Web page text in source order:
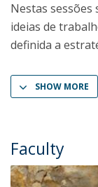
Nestas sessões
ideias de
definida a
SHOW MORE
Faculty